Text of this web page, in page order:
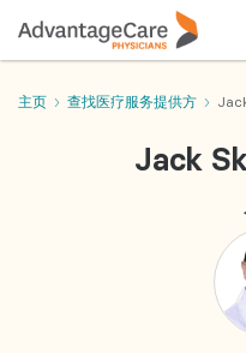
主页 查找医疗服务提供方
Jack